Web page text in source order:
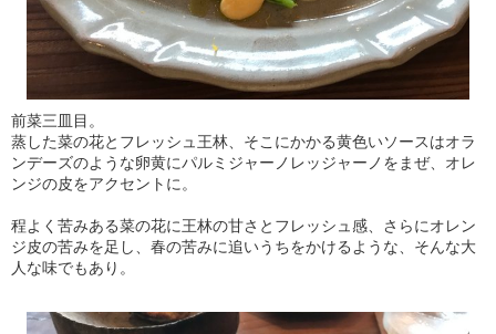
前菜三皿目。
蒸した菜の花とフレッシュ王林、そこにかかる黄色いソースはオラ
ンデーズのような卵黄にパルミジャーノレッジャーノをまぜ、オレ
ンジの皮をアクセントに。
程よく苦みある菜の花に王林の甘さとフレッシュ感、さらにオレン
ジ皮の苦みを足し、春の苦みに追いうちをかけるような、そんな大
人な味でもあり。